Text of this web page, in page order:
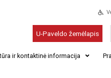
U-Paveldo žemėlapis
ir kontaktinė informacija